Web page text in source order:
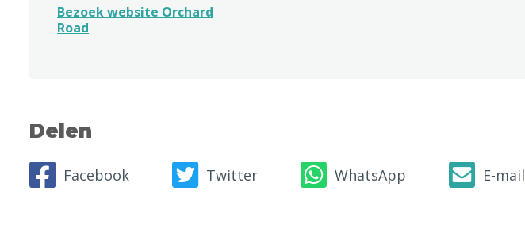
Bezoek website Orchard
Road
Delen
Facebook Twitter WhatsApp E-mail